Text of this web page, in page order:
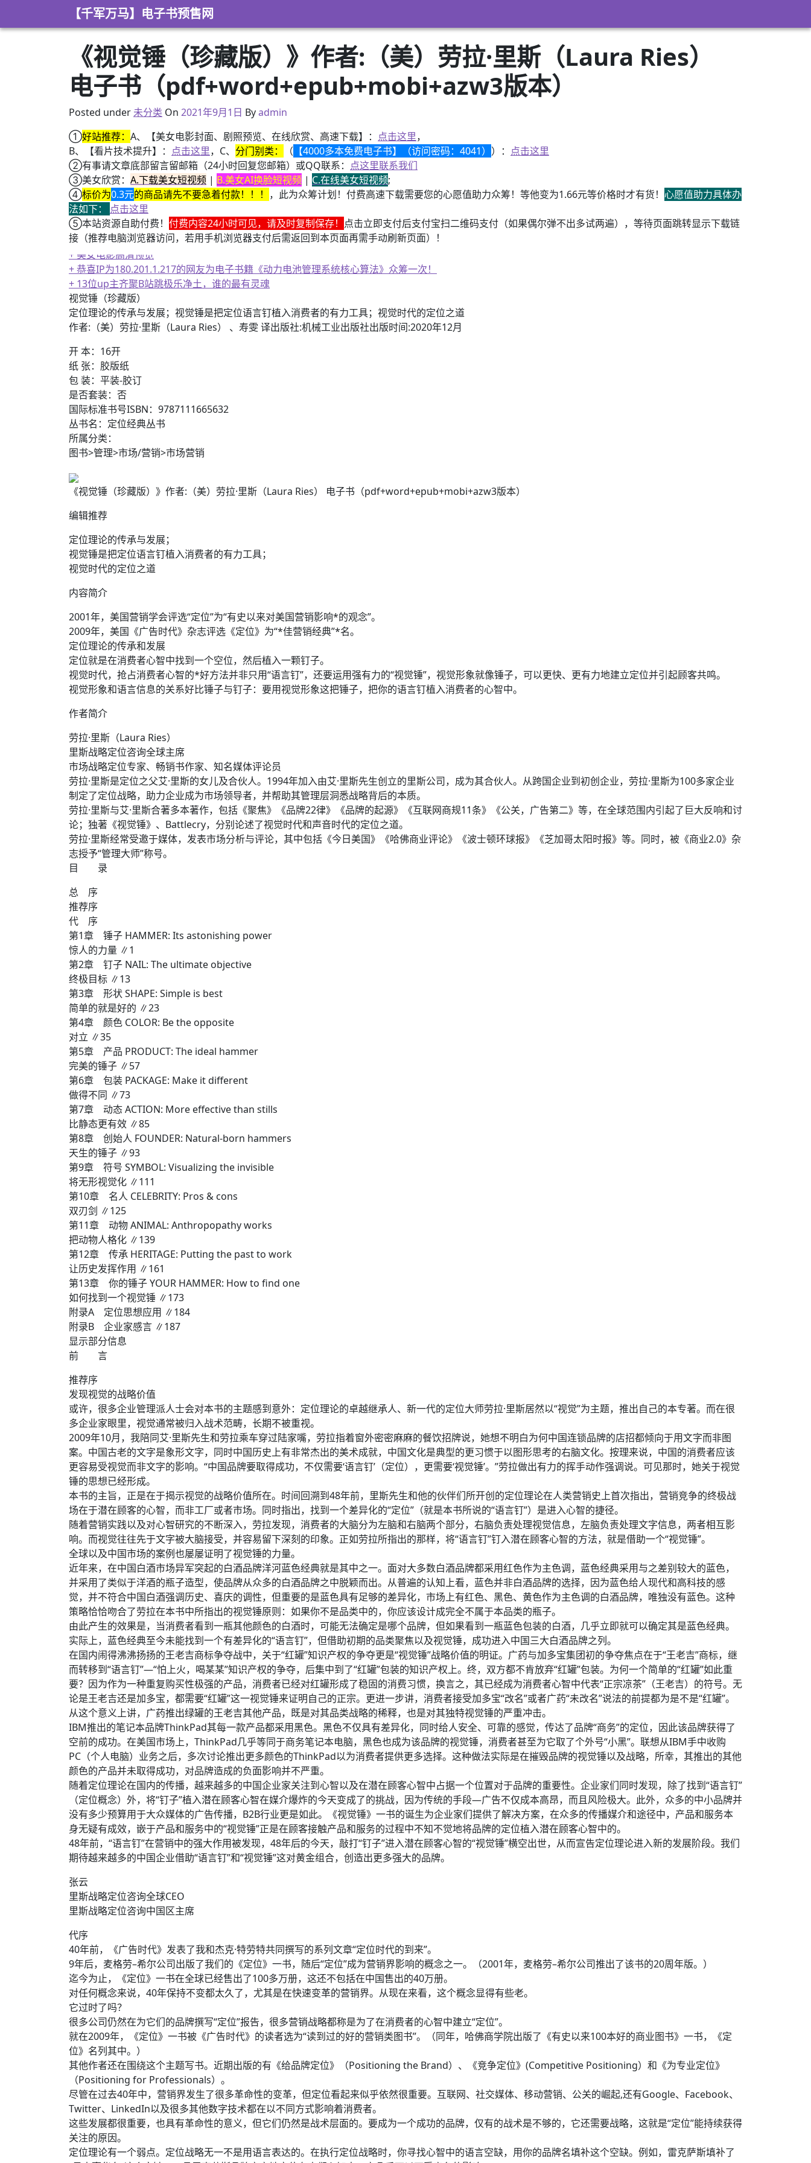
【千军万马】电子书预售网
《视觉锤（珍藏版）》作者:（美）劳拉·里斯（Laura Ries）
电子书（pdf+word+epub+mobi+azw3版本）
Posted under未分类 On 2021年8月31日
2021年9月1日 Byadmin
①好站推荐： A、【美女电影封面、剧照预览、在线欣赏、高速下载】： 点击这里，
B、【看片技术提升】： 点击这里，C、 分门别类： （ 【4000多本免费电子书】（访问密码：4041） ）： 点击这里
②有事请文章底部留言留邮箱（24小时回复您邮箱）或QQ联系： 点这里联系我们
③美女欣赏： A.下载美女短视频 | B.美女AI换脸短视频 | C.在线美女短视频;
④标价为0.3元的商品请先不要急着付款！！！ ，此为众筹计划！付费高速下载需要您的心愿值助力众筹！等他变为1.66元等价格时才有货！ 心愿值助力具体办
法如下： 点击这里
⑤本站资源自助付费！ 付费内容24小时可见，请及时复制保存！ 点击立即支付后支付宝扫二维码支付（如果偶尔弹不出多试两遍），等待页面跳转显示下载链
接（推荐电脑浏览器访问，若用手机浏览器支付后需返回到本页面再需手动刷新页面）！
+ 美女电影高清预览
+ 恭喜IP为180.201.1.217的网友为电子书籍《动力电池管理系统核心算法》众筹一次！
+ 13位up主齐聚B站跳极乐净土，谁的最有灵魂
+ 恭喜IP为180.201.1.217的网友为电子书籍《动力电池管理系统核心算法》众筹一次！
视觉锤（珍藏版）
定位理论的传承与发展；视觉锤是把定位语言钉植入消费者的有力工具；视觉时代的定位之道
作者:（美）劳拉·里斯（Laura Ries） 、寿雯 译出版社:机械工业出版社出版时间:2020年12月
开 本：16开
纸 张：胶版纸
包 装：平装-胶订
是否套装：否
国际标准书号ISBN：9787111665632
丛书名：定位经典丛书
所属分类：
图书>管理>市场/营销>市场营销
《视觉锤（珍藏版）》作者:（美）劳拉·里斯（Laura Ries） 电子书（pdf+word+epub+mobi+azw3版本）
编辑推荐
定位理论的传承与发展；
视觉锤是把定位语言钉植入消费者的有力工具；
视觉时代的定位之道
内容简介
2001年，美国营销学会评选“定位”为“有史以来对美国营销影响*的观念”。
2009年，美国《广告时代》杂志评选《定位》为“*佳营销经典”*名。
定位理论的传承和发展
定位就是在消费者心智中找到一个空位，然后植入一颗钉子。
视觉时代，抢占消费者心智的*好方法并非只用“语言钉”，还要运用强有力的“视觉锤”，视觉形象就像锤子，可以更快、更有力地建立定位并引起顾客共鸣。
视觉形象和语言信息的关系好比锤子与钉子：要用视觉形象这把锤子，把你的语言钉植入消费者的心智中。
作者简介
劳拉·里斯（Laura Ries）
里斯战略定位咨询全球主席
市场战略定位专家、畅销书作家、知名媒体评论员
劳拉·里斯是定位之父艾·里斯的女儿及合伙人。1994年加入由艾·里斯先生创立的里斯公司，成为其合伙人。从跨国企业到初创企业，劳拉·里斯为100多家企业
制定了定位战略，助力企业成为市场领导者，并帮助其管理层洞悉战略背后的本质。
劳拉·里斯与艾·里斯合著多本著作，包括《聚焦》《品牌22律》《品牌的起源》《互联网商规11条》《公关，广告第二》等，在全球范围内引起了巨大反响和讨
论；独著《视觉锤》、Battlecry，分别论述了视觉时代和声音时代的定位之道。
劳拉·里斯经常受邀于媒体，发表市场分析与评论，其中包括《今日美国》《哈佛商业评论》《波士顿环球报》《芝加哥太阳时报》等。同时，被《商业2.0》杂
志授予“管理大师”称号。
目 录
总 序
推荐序
代 序
第1章 锤子 HAMMER: Its astonishing power
惊人的力量 ∥1
第2章 钉子 NAIL: The ultimate objective
终极目标 ∥13
第3章 形状 SHAPE: Simple is best
简单的就是好的 ∥23
第4章 颜色 COLOR: Be the opposite
对立 ∥35
第5章 产品 PRODUCT: The ideal hammer
完美的锤子 ∥57
第6章 包装 PACKAGE: Make it different
做得不同 ∥73
第7章 动态 ACTION: More effective than stills
比静态更有效 ∥85
第8章 创始人 FOUNDER: Natural-born hammers
天生的锤子 ∥93
第9章 符号 SYMBOL: Visualizing the invisible
将无形视觉化 ∥111
第10章 名人 CELEBRITY: Pros & cons
双刃剑 ∥125
第11章 动物 ANIMAL: Anthropopathy works
把动物人格化 ∥139
第12章 传承 HERITAGE: Putting the past to work
让历史发挥作用 ∥161
第13章 你的锤子 YOUR HAMMER: How to find one
如何找到一个视觉锤 ∥173
附录A 定位思想应用 ∥184
附录B 企业家感言 ∥187
显示部分信息
前 言
推荐序
发现视觉的战略价值
或许，很多企业管理派人士会对本书的主题感到意外：定位理论的卓越继承人、新一代的定位大师劳拉·里斯居然以“视觉”为主题，推出自己的本专著。而在很
多企业家眼里，视觉通常被归入战术范畴，长期不被重视。
2009年10月，我陪同艾·里斯先生和劳拉乘车穿过陆家嘴，劳拉指着窗外密密麻麻的餐饮招牌说，她想不明白为何中国连锁品牌的店招都倾向于用文字而非图
案。中国古老的文字是象形文字，同时中国历史上有非常杰出的美术成就，中国文化是典型的更习惯于以图形思考的右脑文化。按理来说，中国的消费者应该
更容易受视觉而非文字的影响。“中国品牌要取得成功，不仅需要‘语言钉’（定位），更需要‘视觉锤’。”劳拉做出有力的挥手动作强调说。可见那时，她关于视觉
锤的思想已经形成。
本书的主旨，正是在于揭示视觉的战略价值所在。时间回溯到48年前，里斯先生和他的伙伴们所开创的定位理论在人类营销史上首次指出，营销竞争的终极战
场在于潜在顾客的心智，而非工厂或者市场。同时指出，找到一个差异化的“定位”（就是本书所说的“语言钉”）是进入心智的捷径。
随着营销实践以及对心智研究的不断深入，劳拉发现，消费者的大脑分为左脑和右脑两个部分，右脑负责处理视觉信息，左脑负责处理文字信息，两者相互影
响。而视觉往往先于文字被大脑接受，并容易留下深刻的印象。正如劳拉所指出的那样，将“语言钉”钉入潜在顾客心智的方法，就是借助一个“视觉锤”。
全球以及中国市场的案例也屡屡证明了视觉锤的力量。
近年来，在中国白酒市场异军突起的白酒品牌洋河蓝色经典就是其中之一。面对大多数白酒品牌都采用红色作为主色调，蓝色经典采用与之差别较大的蓝色，
并采用了类似于洋酒的瓶子造型，使品牌从众多的白酒品牌之中脱颖而出。从普遍的认知上看，蓝色并非白酒品牌的选择，因为蓝色给人现代和高科技的感
觉，并不符合中国白酒强调历史、喜庆的调性，但重要的是蓝色具有足够的差异化，市场上有红色、黑色、黄色作为主色调的白酒品牌，唯独没有蓝色。这种
策略恰恰吻合了劳拉在本书中所指出的视觉锤原则：如果你不是品类中的，你应该设计成完全不属于本品类的瓶子。
由此产生的效果是，当消费者看到一瓶其他颜色的白酒时，可能无法确定是哪个品牌，但如果看到一瓶蓝色包装的白酒，几乎立即就可以确定其是蓝色经典。
实际上，蓝色经典至今未能找到一个有差异化的“语言钉”，但借助初期的品类聚焦以及视觉锤，成功进入中国三大白酒品牌之列。
在国内闹得沸沸扬扬的王老吉商标争夺战中，关于“红罐”知识产权的争夺更是“视觉锤”战略价值的明证。广药与加多宝集团初的争夺焦点在于“王老吉”商标，继
而转移到“语言钉”—“怕上火，喝某某”知识产权的争夺，后集中到了“红罐”包装的知识产权上。终，双方都不肯放弃“红罐”包装。为何一个简单的“红罐”如此重
要？因为作为一种重复购买性极强的产品，消费者已经对红罐形成了稳固的消费习惯，换言之，其已经成为消费者心智中代表“正宗凉茶”（王老吉）的符号。无
论是王老吉还是加多宝，都需要“红罐”这一视觉锤来证明自己的正宗。更进一步讲，消费者接受加多宝“改名”或者广药“未改名”说法的前提都为是不是“红罐”。
从这个意义上讲，广药推出绿罐的王老吉其他产品，既是对其品类战略的稀释，也是对其独特视觉锤的严重冲击。
IBM推出的笔记本品牌ThinkPad其每一款产品都采用黑色。黑色不仅具有差异化，同时给人安全、可靠的感觉，传达了品牌“商务”的定位，因此该品牌获得了
空前的成功。在美国市场上，ThinkPad几乎等同于商务笔记本电脑，黑色也成为该品牌的视觉锤，消费者甚至为它取了个外号“小黑”。联想从IBM手中收购
PC（个人电脑）业务之后，多次讨论推出更多颜色的ThinkPad以为消费者提供更多选择。这种做法实际是在摧毁品牌的视觉锤以及战略，所幸，其推出的其他
颜色的产品并未取得成功，对品牌造成的负面影响并不严重。
随着定位理论在国内的传播，越来越多的中国企业家关注到心智以及在潜在顾客心智中占据一个位置对于品牌的重要性。企业家们同时发现，除了找到“语言钉”
（定位概念）外，将“钉子”植入潜在顾客心智在媒介爆炸的今天变成了的挑战，因为传统的手段—广告不仅成本高昂，而且风险极大。此外，众多的中小品牌并
没有多少预算用于大众媒体的广告传播，B2B行业更是如此。《视觉锤》一书的诞生为企业家们提供了解决方案，在众多的传播媒介和途径中，产品和服务本
身无疑有成效，嵌于产品和服务中的“视觉锤”正是在顾客接触产品和服务的过程中不知不觉地将品牌的定位植入潜在顾客心智中的。
48年前，“语言钉”在营销中的强大作用被发现，48年后的今天，敲打“钉子”进入潜在顾客心智的“视觉锤”横空出世，从而宣告定位理论进入新的发展阶段。我们
期待越来越多的中国企业借助“语言钉”和“视觉锤”这对黄金组合，创造出更多强大的品牌。
张云
里斯战略定位咨询全球CEO
里斯战略定位咨询中国区主席
代序
40年前，《广告时代》发表了我和杰克·特劳特共同撰写的系列文章“定位时代的到来”。
9年后，麦格劳–希尔公司出版了我们的《定位》一书，随后“定位”成为营销界影响的概念之一。（2001年，麦格劳–希尔公司推出了该书的20周年版。）
迄今为止，《定位》一书在全球已经售出了100多万册，这还不包括在中国售出的40万册。
对任何概念来说，40年保持不变都太久了，尤其是在快速变革的营销界。从现在来看，这个概念显得有些老。
它过时了吗？
很多公司仍然在为它们的品牌撰写“定位”报告，很多营销战略都称是为了在消费者的心智中建立“定位”。
就在2009年，《定位》一书被《广告时代》的读者选为“读到过的好的营销类图书”。（同年，哈佛商学院出版了《有史以来100本好的商业图书》一书，《定
位》名列其中。）
其他作者还在围绕这个主题写书。近期出版的有《给品牌定位》（Positioning the Brand）、《竞争定位》(Competitive Positioning）和《为专业定位》
（Positioning for Professionals）。
尽管在过去40年中，营销界发生了很多革命性的变革，但定位看起来似乎依然很重要。互联网、社交媒体、移动营销、公关的崛起,还有Google、Facebook、
Twitter、LinkedIn以及很多其他数字技术都在以不同方式影响着消费者。
这些发展都很重要，也具有革命性的意义，但它们仍然是战术层面的。要成为一个成功的品牌，仅有的战术是不够的，它还需要战略，这就是“定位”能持续获得
关注的原因。
定位理论有一个弱点。定位战略无一不是用语言表达的。在执行定位战略时，你寻找心智中的语言空缺，用你的品牌名填补这个空缺。例如，雷克萨斯填补了